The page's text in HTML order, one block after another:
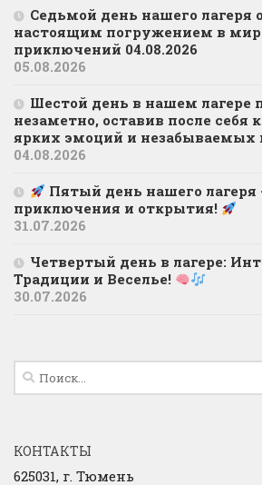
Седьмой день нашего лагеря
настоящим погружением в мир
приключений 04.08.2026
05.08.2026
Шестой день в нашем лагере
незаметно, оставив после себя
ярких эмоций и незабываемых
04.08.2026
Пятый день нашего лагеря
приключения и открытия!
31.07.2026
Четвертый день в лагере:
Традиции и Веселье!
30.07.2026
Найти:
КОНТАКТЫ
625031, г. Тюмень